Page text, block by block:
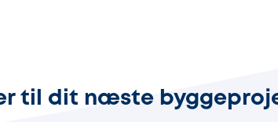
til dit næste